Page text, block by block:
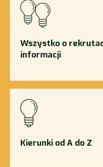
Wszystko o
informacji
Kierunki od A do Z